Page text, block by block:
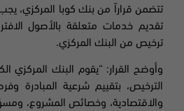
تتضمن قراراً من بنك كوبا
تقديم خدمات متعلقة بالأصول
ترخيص من البنك المركزي.
وأوضح القرار: “يقوم البنك المركزي
الترخيص، بتقييم شرعية المبادرة
والاقتصادية، وخصائص المشروع،